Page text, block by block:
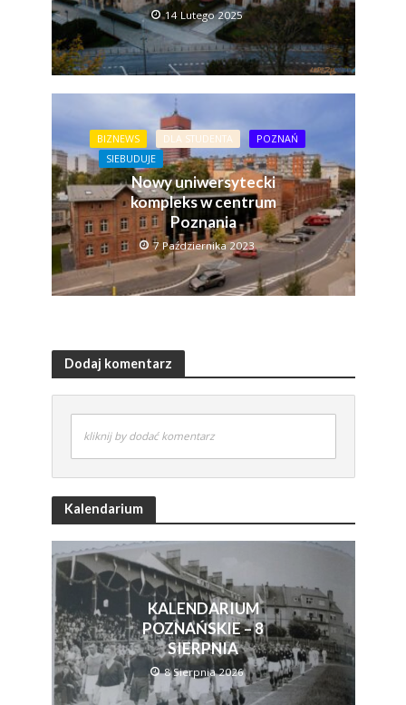
14 Lutego 2025
BIZNEWS DLA STUDENTA
POZNAŃ
SIEBUDUJE
Nowy uniwersytecki
kompleks w centrum
Poznania
7 Października 2023
Dodaj komentarz
kliknij by dodać komentarz
Kalendarium
KALENDARIUM
POZNAŃSKIE – 8
SIERPNIA
8 Sierpnia 2026